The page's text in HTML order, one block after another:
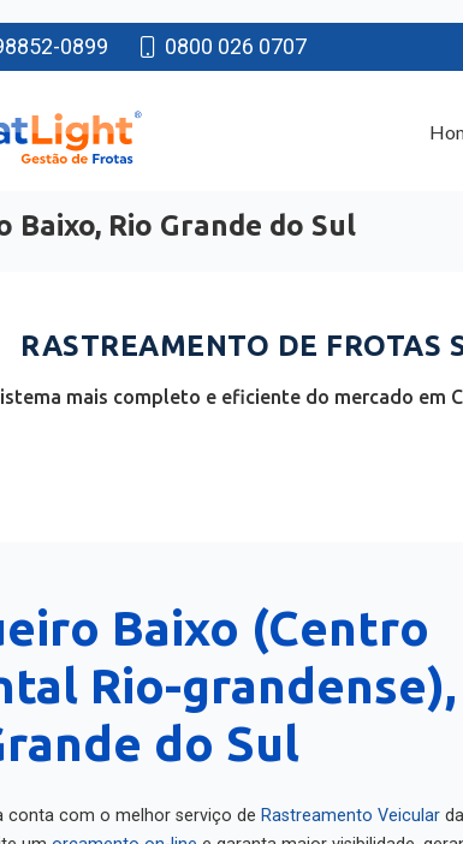
0899 0800 026 0707
Baixo, Rio Grande do Sul
RASTREAMENTO DE FROTAS
mais completo e eficiente do mercado em
Baixo (Centro
Rio-grandense),
do Sul
conta com o melhor serviço de Rastreamento Veicular
da
um orçamento on-line
e garanta maior visibilidade,